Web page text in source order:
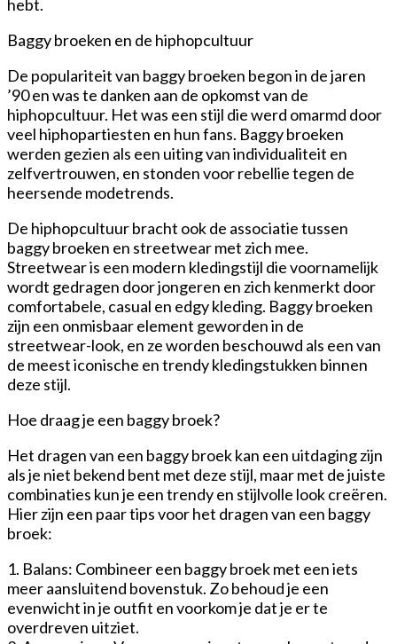
hebt.
Baggy broeken en de hiphopcultuur
De populariteit van baggy broeken begon in de jaren
’90 en was te danken aan de opkomst van de
hiphopcultuur. Het was een stijl die werd omarmd door
veel hiphopartiesten en hun fans. Baggy broeken
werden gezien als een uiting van individualiteit en
zelfvertrouwen, en stonden voor rebellie tegen de
heersende modetrends.
De hiphopcultuur bracht ook de associatie tussen
baggy broeken en streetwear met zich mee.
Streetwear is een modern kledingstijl die voornamelijk
wordt gedragen door jongeren en zich kenmerkt door
comfortabele, casual en edgy kleding. Baggy broeken
zijn een onmisbaar element geworden in de
streetwear-look, en ze worden beschouwd als een van
de meest iconische en trendy kledingstukken binnen
deze stijl.
Hoe draag je een baggy broek?
Het dragen van een baggy broek kan een uitdaging zijn
als je niet bekend bent met deze stijl, maar met de juiste
combinaties kun je een trendy en stijlvolle look creëren.
Hier zijn een paar tips voor het dragen van een baggy
broek:
1. Balans: Combineer een baggy broek met een iets
meer aansluitend bovenstuk. Zo behoud je een
evenwicht in je outfit en voorkom je dat je er te
overdreven uitziet.